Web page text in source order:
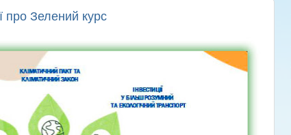
про Зелений курс